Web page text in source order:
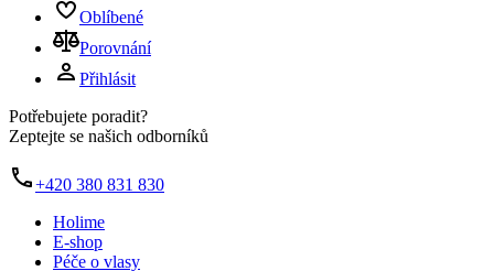
Oblíbené
Porovnání
Přihlásit
Potřebujete poradit?
Zeptejte se našich odborníků
+420 380 831 830
Holime
E-shop
Péče o vlasy